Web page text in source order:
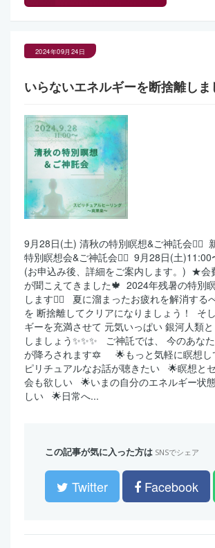
2024年09月24日
いらないエネルギーを断捨離しま
9月28日(土) 清秋の特別瞑想&ご神託会🧘‍♀️
特別瞑想会&ご神託会🧘‍♀️ ⁡ 9月28日(土
(お申込み後、詳細をご案内します。) ⁡ ★会
が聞こえてきました🍁 ⁡ 2024年残暑の特別
します🧘‍♀️ ⁡ ⁡ 夏に溜まったお疲れを解消する
を 断捨離してクリアになりましょう！ ⁡ そ
ギーを充満させて 元気いっぱい 銀河人類
しましょう✨✨✨ ⁡ ⁡ ご神託では、 今のあな
が降ろされます🔯 ⁡ ⁡ 🌟もっと気軽に瞑想
ピリチュアルなお話が聴きたい 🌟瞑想と
会も欲しい 🌟いまの自分のエネルギー状
しい 🌟日常へ...
この記事が気に入った方は SNSでシェア
Twitter Facebook